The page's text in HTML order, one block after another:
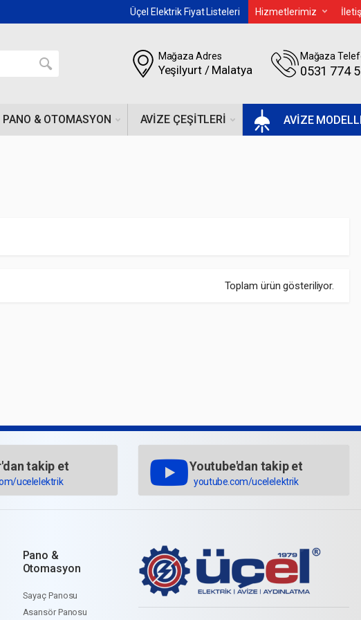
Üçel Elektrik Fiyat Listeleri Hizmetlerimiz
PANO & OTOMASYON AVIZE ÇEŞITLERI AVİZE
Mağaza Adres
Yeşilyurt / Malatya
Mağaza
0531 774
Toplam ürün gösteriliyor.
takip et
ucelelektrik
Youtube'dan takip et
youtube.com/ucelelektrik
Pano &
Otomasyon
Sayaç Panosu
Asansör Panosu